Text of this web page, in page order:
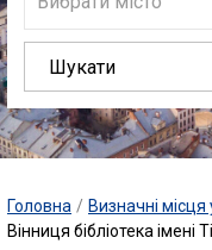
Головна / Визначні місця
Вінниця бібліотека імені